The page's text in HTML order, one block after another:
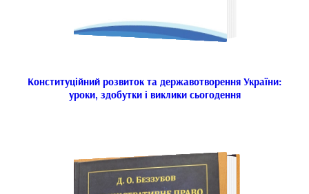
Конституційний розвиток та державотворення України:
уроки, здобутки і виклики сьогодення